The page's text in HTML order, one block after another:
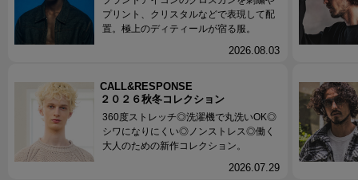
プリント、クリスタルなどで表現して配
置。極上のディティールが宿る服。
2026.08.03
CALL&RESPONSE
２０２６秋冬コレクション
360度ストレッチ◎洗濯機で丸洗いOK◎
シワになりにくい◎ノンストレス◎働く
大人のための新作コレクション。
2026.07.29